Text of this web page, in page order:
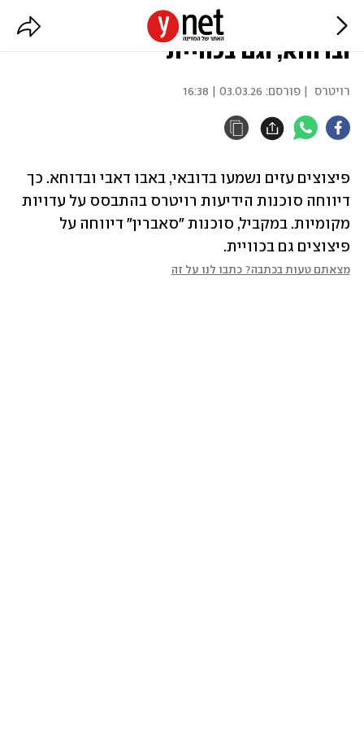
דיווחים: פיצוצים בדובאי, אבו דאבי
ובדוחא, וגם בכוויית
רויטרס | פורסם: 03.03.26 | 16:38
פיצוצים גם בכוויית.
מצאתם טעות בכתבה? כתבו לנו על זה